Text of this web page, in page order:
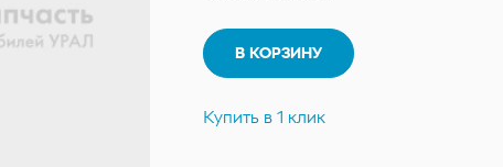
В КОРЗИНУ
Купить в 1 клик